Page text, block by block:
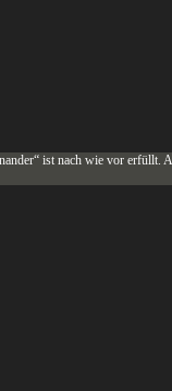
ist nach wie vor